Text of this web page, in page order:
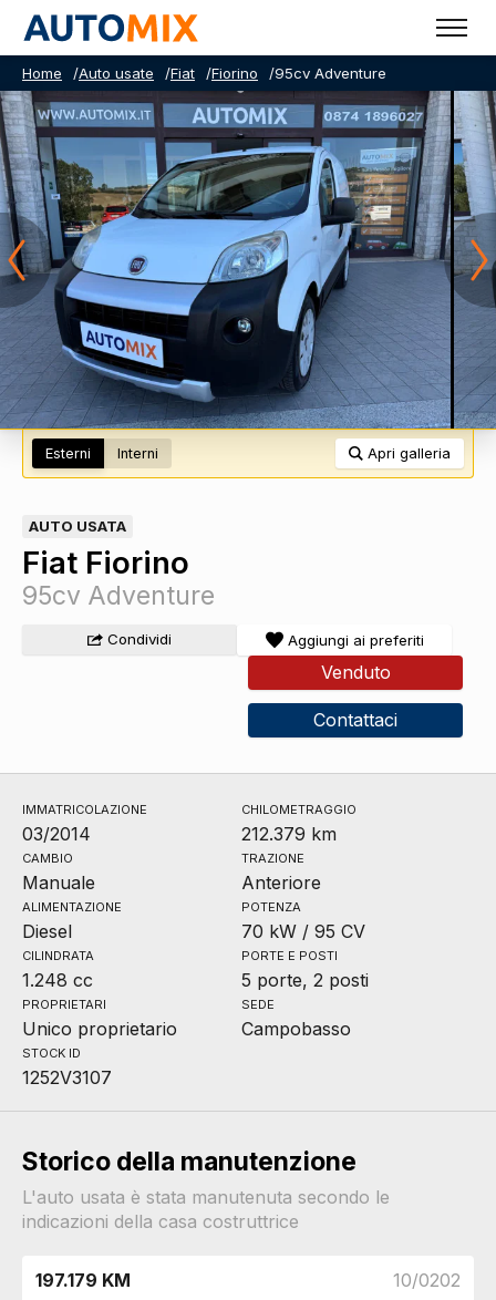
Home /Auto usate /Fiat /Fiorino /95cv Adventure
Esterni Interni Apri galleria
AUTO USATA
Fiat Fiorino
95cv Adventure
Condividi Aggiungi ai preferiti
Venduto
Contattaci
IMMATRICOLAZIONE
03/2014
CHILOMETRAGGIO
212.379 km
CAMBIO
Manuale
TRAZIONE
Anteriore
ALIMENTAZIONE
Diesel
POTENZA
70 kW / 95 CV
CILINDRATA
1.248 cc
PORTE E POSTI
5 porte, 2 posti
PROPRIETARI
Unico proprietario
SEDE
Campobasso
STOCK ID
1252V3107
Storico della manutenzione
L'auto usata è stata manutenuta secondo le
indicazioni della casa costruttrice
197.179 KM 10/0202